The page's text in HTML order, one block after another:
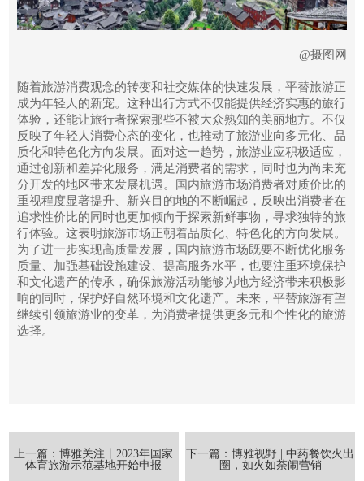
@摄图网
随着旅游消费观念的转变和社交媒体的快速发展，平替旅游正
成为年轻人的新宠。这种出行方式不仅能提供经济实惠的旅行
体验，还能让旅行者探索那些不被大众熟知的美丽地方。不仅
反映了年轻人消费心态的变化，也推动了旅游业向多元化、品
质化和特色化方向发展。面对这一趋势，旅游业应积极适应，
通过创新和差异化服务，满足消费者的需求，同时也为尚未充
分开发的地区带来发展机遇。国内旅游市场消费者对质价比的
重视程度显著提升、新兴目的地的不断崛起，反映出消费者在
追求性价比的同时也更加倾向于探索新鲜事物，寻求独特的旅
行体验。这表明旅游市场正朝着品质化、特色化的方向发展。
为了进一步实现高质量发展，国内旅游市场既要不断优化服务
质量、加强基础设施建设、提高服务水平，也要注重环境保护
和文化遗产的传承，确保旅游活动能够为地方经济带来积极影
响的同时，保护好自然环境和文化遗产。未来，平替旅游有望
继续引领旅游业的变革，为消费者提供更多元和个性化的旅游
选择。
上一篇：博雅关注丨2023年国家
体育旅游示范基地开始申报
下一篇：博雅视野 | 中药餐饮火出
圈，如火如荼闹营销